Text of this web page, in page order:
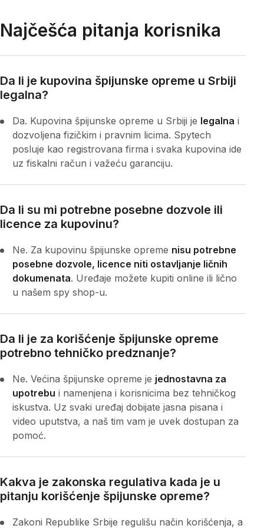
Najčešća pitanja korisnika
Da li je kupovina špijunske opreme u Srbiji
legalna?
Da. Kupovina špijunske opreme u Srbiji je legalna i
dozvoljena fizičkim i pravnim licima. Spytech
posluje kao registrovana firma i svaka kupovina ide
uz fiskalni račun i važeću garanciju.
Da li su mi potrebne posebne dozvole ili
licence za kupovinu?
Ne. Za kupovinu špijunske opreme nisu potrebne
posebne dozvole, licence niti ostavljanje ličnih
dokumenata. Uređaje možete kupiti online ili lično
u našem spy shop-u.
Da li je za korišćenje špijunske opreme
potrebno tehničko predznanje?
Ne. Većina špijunske opreme je jednostavna za
upotrebu i namenjena i korisnicima bez tehničkog
iskustva. Uz svaki uređaj dobijate jasna pisana i
video uputstva, a naš tim vam je uvek dostupan za
pomoć.
Kakva je zakonska regulativa kada je u
pitanju korišćenje špijunske opreme?
Zakoni Republike Srbije regulišu način korišćenja, a